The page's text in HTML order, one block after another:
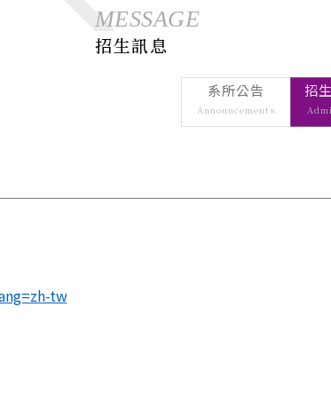
Space
倫理
賽
ESG
MESSAGE
招生訊息
系所公告
Announcements
招
tw